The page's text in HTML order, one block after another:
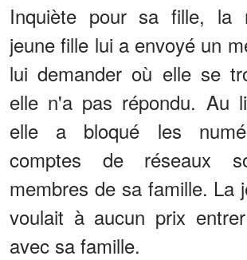
Inquiète pour sa fille, la
jeune fille lui a envoyé un
lui demander où elle se
elle n'a pas répondu. Au
elle a bloqué les
comptes de réseaux
membres de sa famille. La
voulait à aucun prix
avec sa famille.